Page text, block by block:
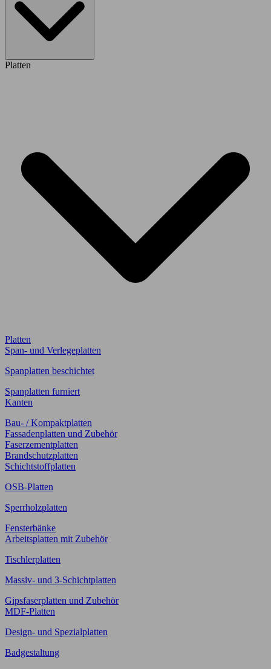
Platten
Platten
Span- und Verlegeplatten
Spanplatten beschichtet
Spanplatten furniert
Kanten
Bau- / Kompaktplatten
Fassadenplatten und Zubehör
Faserzementplatten
Brandschutzplatten
Schichtstoffplatten
OSB-Platten
Sperrholzplatten
Fensterbänke
Arbeitsplatten mit Zubehör
Tischlerplatten
Massiv- und 3-Schichtplatten
Gipsfaserplatten und Zubehör
MDF-Platten
Design- und Spezialplatten
Badgestaltung